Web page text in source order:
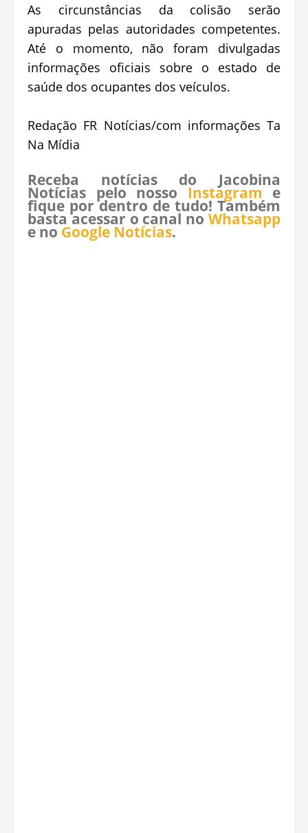
As circunstâncias da colisão serão
apuradas pelas autoridades competentes.
Até o momento, não foram divulgadas
informações oficiais sobre o estado de
saúde dos ocupantes dos veículos.
Redação FR Notícias/com informações Ta
Na Mídia
Receba notícias do Jacobina
Notícias pelo nosso Instagram e
fique por dentro de tudo! Também
basta acessar o canal no Whatsapp
e no Google Notícias.